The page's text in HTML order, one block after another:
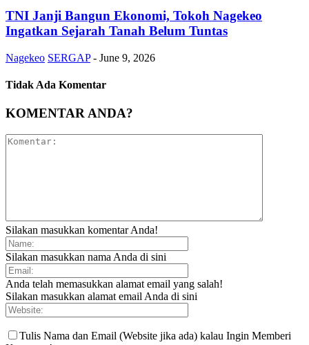
TNI Janji Bangun Ekonomi, Tokoh Nagekeo
Ingatkan Sejarah Tanah Belum Tuntas
Nagekeo SERGAP - June 9, 2026
Tidak Ada Komentar
KOMENTAR ANDA?
Silakan masukkan komentar Anda!
Silakan masukkan nama Anda di sini
Anda telah memasukkan alamat email yang salah!
Silakan masukkan alamat email Anda di sini
Tulis Nama dan Email (Website jika ada) kalau Ingin Memberi